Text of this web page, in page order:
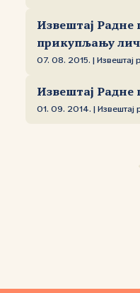
Извештај Радне
прикупљању
07. 08. 2015. | Извештај
Извештај Радне
01. 09. 2014. | Извештај